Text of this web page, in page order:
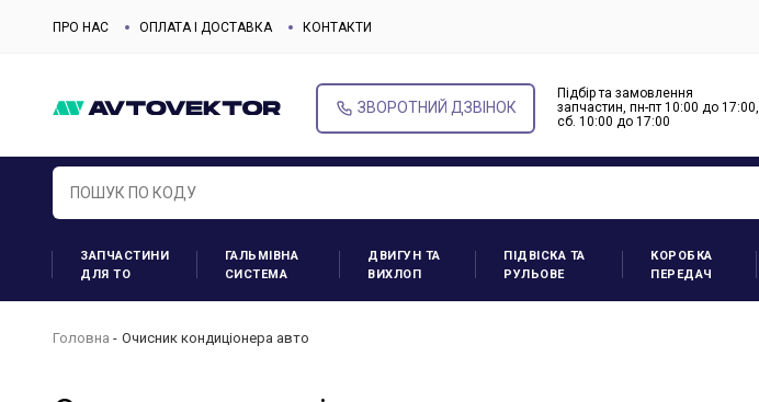
ПРО НАС ОПЛАТА І ДОСТАВКА КОНТАКТИ
ЗВОРОТНИЙ ДЗВІНОК
Підбір та замовлення
запчастин, пн-пт 10:00 до 17:00,
cб. 10:00 до 17:00
ЗАПЧАСТИНИ
ДЛЯ ТО
ГАЛЬМІВНА
СИСТЕМА
ДВИГУН ТА
ВИХЛОП
ПІДВІСКА ТА
РУЛЬОВЕ
КОРОБКА
ПЕРЕДАЧ
Головна Очисник кондиціонера авто